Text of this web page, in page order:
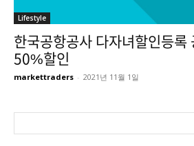
Lifestyle
한국공항공사 다자녀할인등록
50%할인
markettraders - 2021년 11월 1일